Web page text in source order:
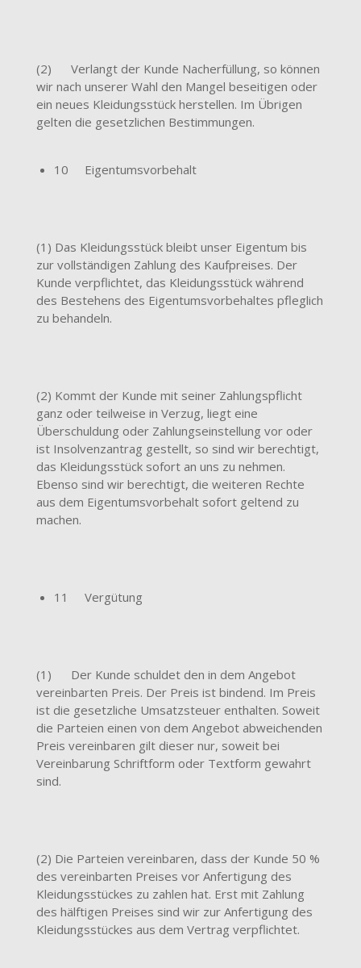
(2) Verlangt der Kunde Nacherfüllung, so können
wir nach unserer Wahl den Mangel beseitigen oder
ein neues Kleidungsstück herstellen. Im Übrigen
gelten die gesetzlichen Bestimmungen.
10 Eigentumsvorbehalt
(1) Das Kleidungsstück bleibt unser Eigentum bis
zur vollständigen Zahlung des Kaufpreises. Der
Kunde verpflichtet, das Kleidungsstück während
des Bestehens des Eigentumsvorbehaltes pfleglich
zu behandeln.
(2) Kommt der Kunde mit seiner Zahlungspflicht
ganz oder teilweise in Verzug, liegt eine
Überschuldung oder Zahlungseinstellung vor oder
ist Insolvenzantrag gestellt, so sind wir berechtigt,
das Kleidungsstück sofort an uns zu nehmen.
Ebenso sind wir berechtigt, die weiteren Rechte
aus dem Eigentumsvorbehalt sofort geltend zu
machen.
11 Vergütung
(1) Der Kunde schuldet den in dem Angebot
vereinbarten Preis. Der Preis ist bindend. Im Preis
ist die gesetzliche Umsatzsteuer enthalten. Soweit
die Parteien einen von dem Angebot abweichenden
Preis vereinbaren gilt dieser nur, soweit bei
Vereinbarung Schriftform oder Textform gewahrt
sind.
(2) Die Parteien vereinbaren, dass der Kunde 50 %
des vereinbarten Preises vor Anfertigung des
Kleidungsstückes zu zahlen hat. Erst mit Zahlung
des hälftigen Preises sind wir zur Anfertigung des
Kleidungsstückes aus dem Vertrag verpflichtet.